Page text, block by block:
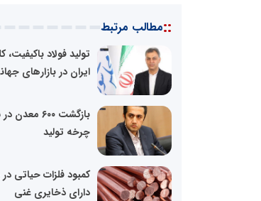
::مطالب مرتبط
تولید فولاد
ایران در بازارهای
بازگشت ۶۰۰
چرخه تولید
کمبود فلزات حیاتی در
دارای ذخایری غنی